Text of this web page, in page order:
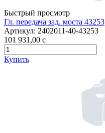
Быстрый просмотр
Гл. передача зад. моста 43253
Артикул: 2402011-40-43253
101 931,00 c
Купить